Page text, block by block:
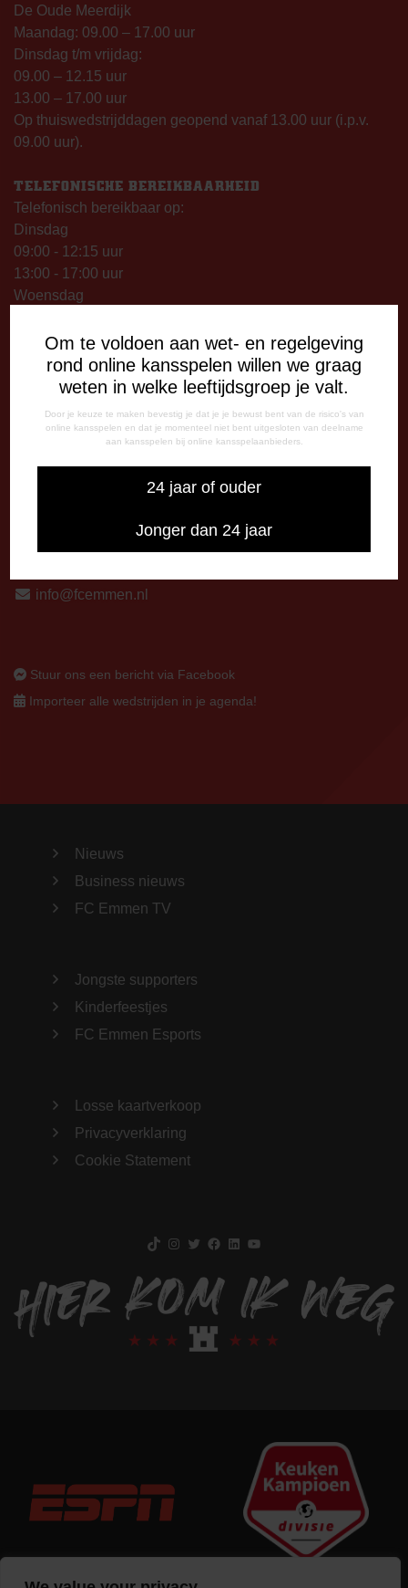
Om te voldoen aan wet- en regelgeving
rond online kansspelen willen we graag
weten in welke leeftijdsgroep je valt.
Door je keuze te maken bevestig je dat je je bewust bent van de risico's van
online kansspelen en dat je momenteel niet bent uitgesloten van deelname
aan kansspelen bij online kansspelaanbieders.
24 jaar of ouder
Jonger dan 24 jaar
De Oude Meerdijk
Maandag: 09.00 – 17.00 uur
Dinsdag t/m vrijdag:
09.00 – 12.15 uur
13.00 – 17.00 uur
Op thuiswedstrijddagen geopend vanaf 13.00 uur (i.p.v.
09.00 uur).
TELEFONISCHE BEREIKBAARHEID
Telefonisch bereikbaar op:
Dinsdag
09:00 - 12:15 uur
13:00 - 17:00 uur
Woensdag
Vrijdag
09:00 - 12:15 uur
13:00 - 17:00 uur
CORRESPONDENTIE-ADRES
Postbus 26
0591-670670
info@fcemmen.nl
Stuur ons een bericht via Facebook
Importeer alle wedstrijden in je agenda!
Nieuws
Business nieuws
FC Emmen TV
Jongste supporters
Kinderfeestjes
FC Emmen Esports
Losse kaartverkoop
Privacyverklaring
Cookie Statement